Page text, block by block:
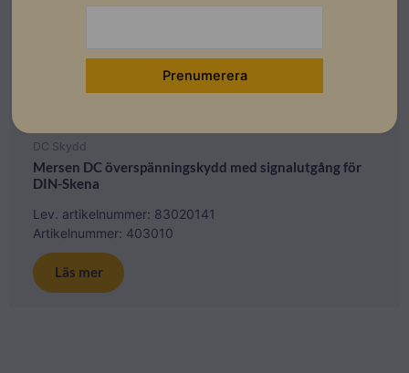
DC Skydd
Mersen DC överspänningskydd med signalutgång för
DIN-Skena
Lev. artikelnummer: 83020141
Artikelnummer: 403010
Läs mer